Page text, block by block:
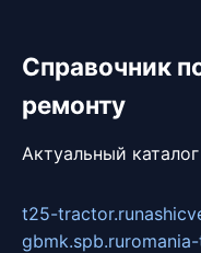
Справочник
ремонту
Актуальный
t25-tractor.ru
gbmk.spb.ru